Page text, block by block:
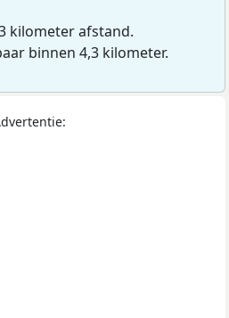
kilometer afstand.
binnen 4,3 kilometer.